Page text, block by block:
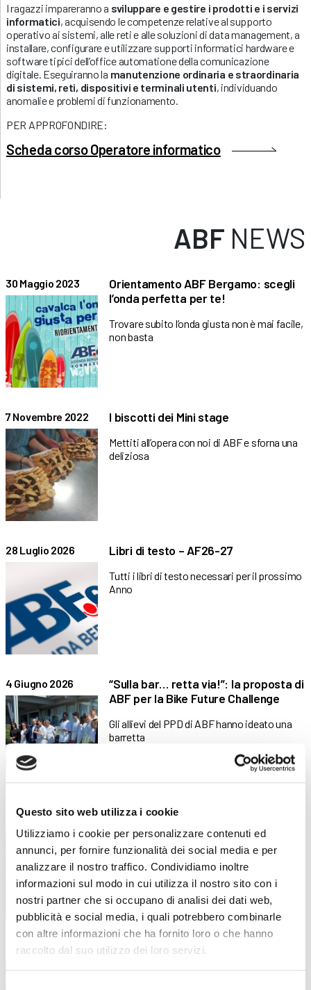
Questo sito web utilizza i cookie
Utilizziamo i cookie per personalizzare contenuti ed
annunci, per fornire funzionalità dei social media e per
analizzare il nostro traffico. Condividiamo inoltre
informazioni sul modo in cui utilizza il nostro sito con i
nostri partner che si occupano di analisi dei dati web,
pubblicità e social media, i quali potrebbero combinarle
con altre informazioni che ha fornito loro o che hanno
raccolto dal suo utilizzo dei loro servizi.
I ragazzi impareranno a sviluppare e gestire i prodotti e i servizi
informatici, acquisendo le competenze relative al supporto
operativo ai sistemi, alle reti e alle soluzioni di data management, a
installare, configurare e utilizzare supporti informatici hardware e
software tipici dell’office automatione della comunicazione
digitale. Eseguiranno la manutenzione ordinaria e straordinaria
di sistemi, reti, dispositivi e terminali utenti, individuando
anomalie e problemi di funzionamento.
PER APPROFONDIRE:
Scheda corso Operatore informatico
ABF NEWS
30 Maggio 2023
Orientamento ABF Bergamo: scegli
l’onda perfetta per te!
Trovare subito l’onda giusta non è mai facile,
non basta
7 Novembre 2022 I biscotti dei Mini stage
Mettiti all’opera con noi di ABF e sforna una
deliziosa
28 Luglio 2026 Libri di testo – AF26-27
Tutti i libri di testo necessari per il prossimo
Anno
4 Giugno 2026
“Sulla bar… retta via!”: la proposta di
ABF per la Bike Future Challenge
Gli allievi del PPD di ABF hanno ideato una
barretta
26 Maggio 2026 Insieme contro le dipendenze
Gli allievi di ABF promuovono la cultura della
prevenzione Unplugged:
19 Maggio 2026
Laboratorio di pasticceria “Baby